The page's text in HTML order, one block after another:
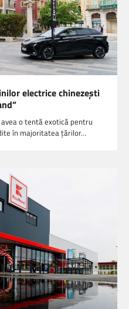
electrice chinezeşti
o tentă exotică pentru
în majoritatea țărilor…